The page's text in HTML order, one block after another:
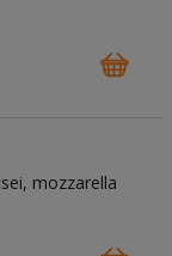
mozzarella